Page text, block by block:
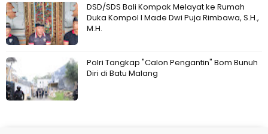
DSD/SDS Bali Kompak Melayat ke Rumah
Duka Kompol I Made Dwi Puja Rimbawa, S.H.,
M.H.
Polri Tangkap "Calon Pengantin" Bom Bunuh
Diri di Batu Malang